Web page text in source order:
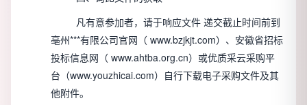
凡有意参加者，请于响应文件递交截止时间前到
亳州***有限公司官网（ www.bzjkjt.com）、安徽省招标
投标信息网（ www.ahtba.org.cn）或优质采云采购平
台（www.youzhicai.com）自行下载电子采购文件及其
他附件。